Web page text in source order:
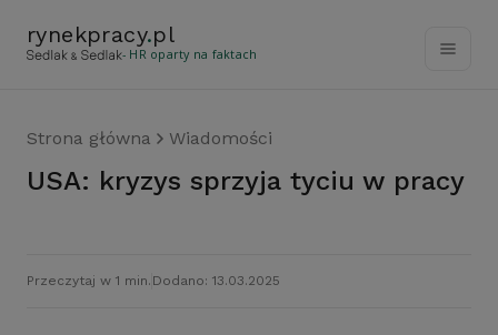
rynekpracy.pl
- HR oparty na faktach
Strona główna Wiadomości
USA: kryzys sprzyja tyciu w pracy
Przeczytaj w 1 min. Dodano: 13.03.2025